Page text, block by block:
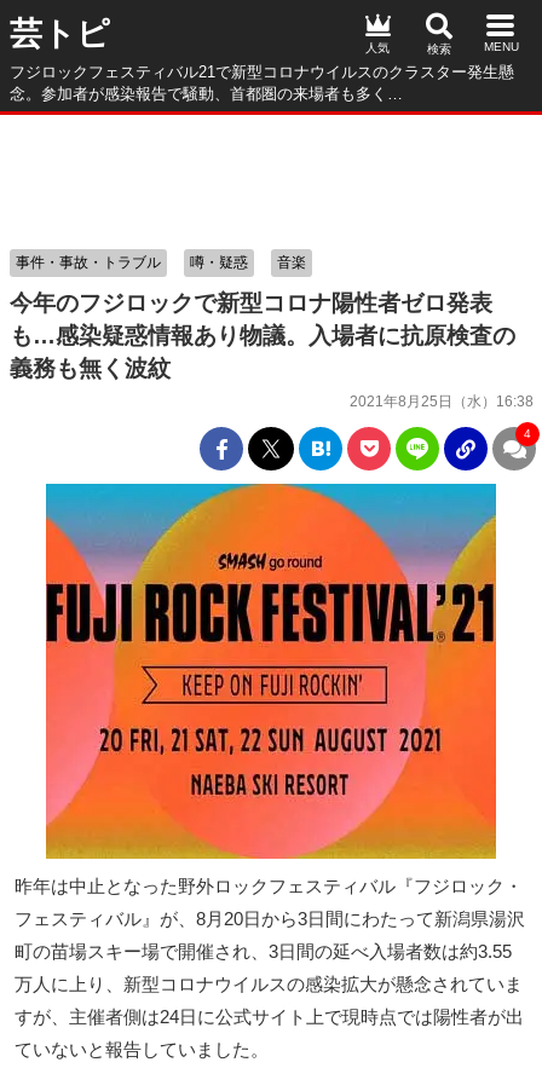
芸トピ
フジロックフェスティバル21で新型コロナウイルスのクラスター発生懸
念。参加者が感染報告で騒動、首都圏の来場者も多く…
人気
今年のフジロックで新型コロナ陽性者ゼロ発表
も…感染疑惑情報あり物議。入場者に抗原検査の
義務も無く波紋
2021年8月25日（水）16:38
事件・事故・トラブル 噂・疑惑 音楽
4
昨年は中止となった野外ロックフェスティバル『フジロック・
フェスティバル』が、8月20日から3日間にわたって新潟県湯沢
町の苗場スキー場で開催され、3日間の延べ入場者数は約3.55
万人に上り、新型コロナウイルスの感染拡大が懸念されていま
すが、主催者側は24日に公式サイト上で現時点では陽性者が出
ていないと報告していました。